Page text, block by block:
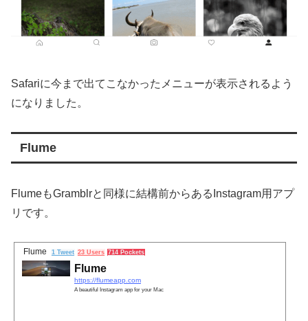
Safariに今まで出てこなかったメニューが表示されるよう
になりました。
Flume
FlumeもGramblrと同様に結構前からあるInstagram用アプ
リです。
Flume 1 Tweet 23 Users 714 Pockets
Flume
https://flumeapp.com
A beautiful Instagram app for your Mac